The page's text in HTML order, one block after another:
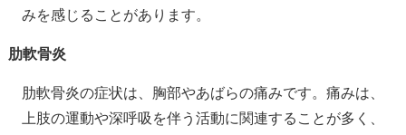
みを感じることがあります。
肋軟骨炎
肋軟骨炎の症状は、胸部やあばらの痛みです。痛みは、
上肢の運動や深呼吸を伴う活動に関連することが多く、